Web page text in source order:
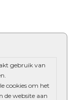
gebruik van
cookies om het
de website aan